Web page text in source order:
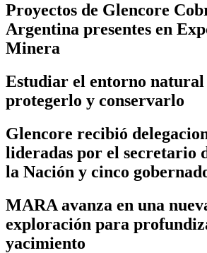
Proyectos de Glencore
Argentina presentes en
Minera
Estudiar el entorno
protegerlo y conservarlo
Glencore recibió
lideradas por el secretario
la Nación y cinco
MARA avanza en una
exploración para
yacimiento